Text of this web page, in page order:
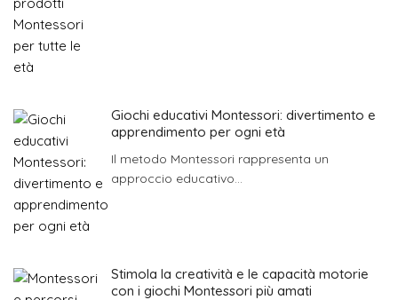
Giochi educativi Montessori: divertimento e
apprendimento per ogni età
Il metodo Montessori rappresenta un
approccio educativo...
Stimola la creatività e le capacità motorie
con i giochi Montessori più amati